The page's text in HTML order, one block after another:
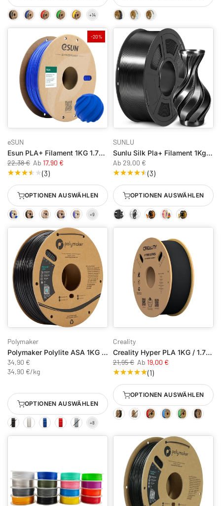
-20%
eSUN
Esun PLA+ Filament 1KG 1.75mm
22,38 € Ab 17,90 €
(3)
OPTIONEN AUSWÄHLEN
SUNLU
Sunlu Silk Pla+ Filament 1Kg / 1.75mm
Ab 29,00 €
(3)
OPTIONEN AUSWÄHLEN
Polymaker
Polymaker Polylite ASA 1KG / 1,75mm
34,90 €
34,90 €/kg
OPTIONEN AUSWÄHLEN
Creality
Creality Hyper PLA 1KG / 1.75mm
21,95 € Ab 19,00 €
(1)
OPTIONEN AUSWÄHLEN